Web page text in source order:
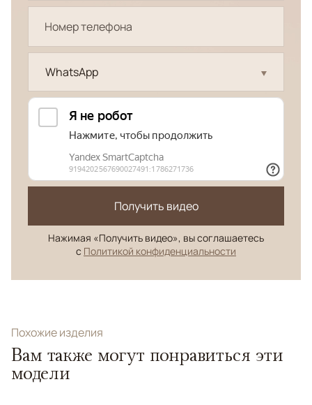
WhatsApp
Получить видео
Нажимая «Получить видео», вы соглашаетесь
с Политикой конфиденциальности
Похожие изделия
Вам также могут понравиться эти
модели